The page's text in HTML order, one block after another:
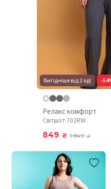
Вигідніше від 2 од! -
Релакс комфорт
Світшот 702RW
849 ₴ 1 849₴